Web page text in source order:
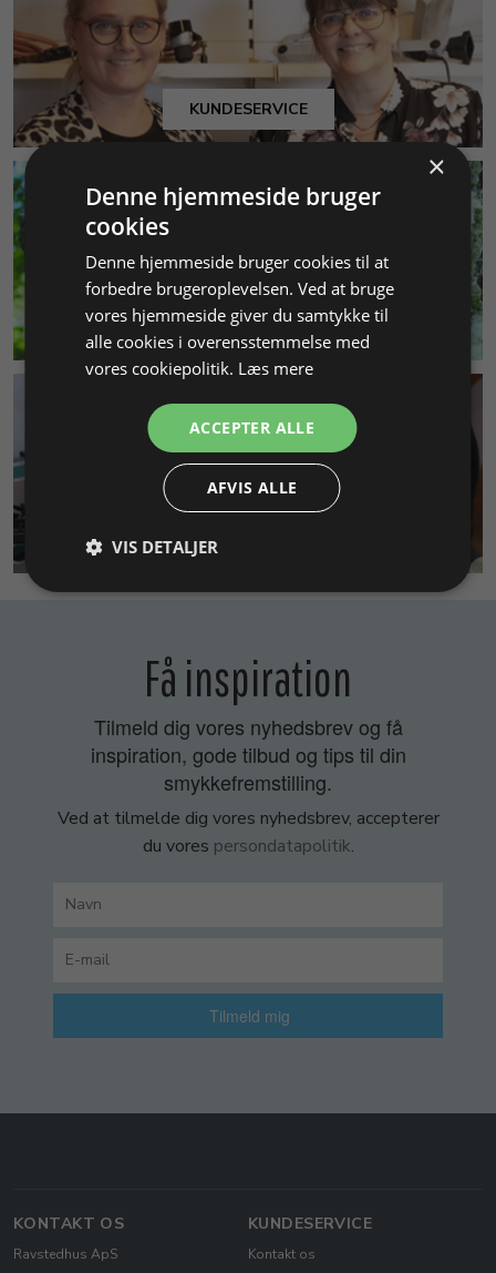
KUNDESERVICE
MILJØ & BÆREDYGTIGHED
Få inspiration
Tilmeld dig vores nyhedsbrev og få
inspiration, gode tilbud og tips til din
smykkefremstilling.
Ved at tilmelde dig vores nyhedsbrev, accepterer
du vores persondatapolitik.
Tilmeld mig
KONTAKT OS
Ravstedhus ApS
KUNDESERVICE
Kontakt os
×
Denne hjemmeside bruger
cookies
Denne hjemmeside bruger cookies til at
forbedre brugeroplevelsen. Ved at bruge
vores hjemmeside giver du samtykke til
alle cookies i overensstemmelse med
vores cookiepolitik. Læs mere
ACCEPTER ALLE
AFVIS ALLE
VIS DETALJER